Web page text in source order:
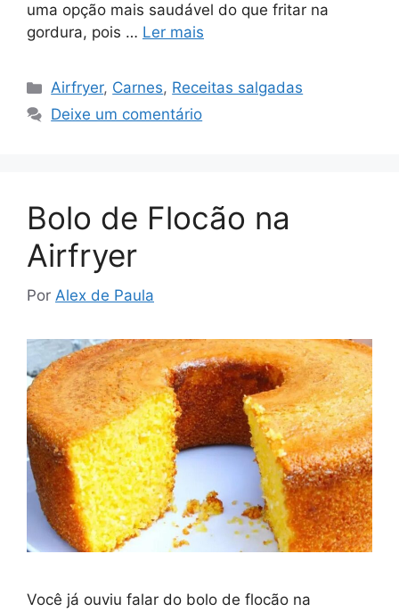
uma opção mais saudável do que fritar na
gordura, pois … Ler mais
Categorias
Airfryer, Carnes, Receitas salgadas
Deixe um comentário
Bolo de Flocão na
Airfryer
Por Alex de Paula
Você já ouviu falar do bolo de flocão na